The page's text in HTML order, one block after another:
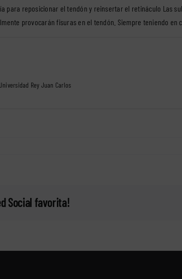
para reposicionar el tendón y reinsertar el retináculo Las
provocarán fisuras en el tendón. Siempre teniendo en
Rey Juan Carlos
Social favorita!